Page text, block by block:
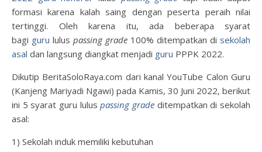
formasi karena kalah saing dengan peserta peraih nilai
tertinggi. Oleh karena itu, ada beberapa syarat
bagi guru lulus passing grade 100% ditempatkan di sekolah
asal dan langsung diangkat menjadi guru PPPK 2022.
Dikutip BeritaSoloRaya.com dari kanal YouTube Calon Guru
(Kanjeng Mariyadi Ngawi) pada Kamis, 30 Juni 2022, berikut
ini 5 syarat guru luluspassing grade ditempatkan di sekolah
asal:
1) Sekolah induk memiliki kebutuhan